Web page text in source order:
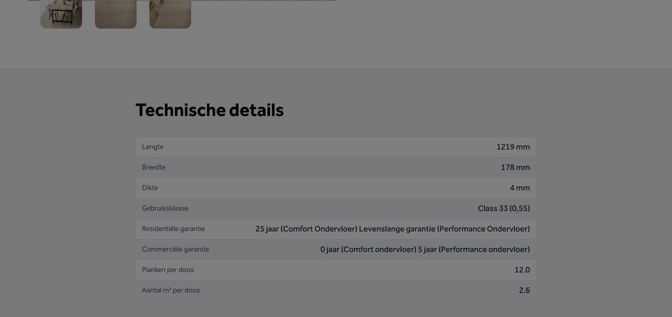
Technische details
Lengte 1219 mm
Breedte 178 mm
Dikte 4 mm
Gebruiksklasse Class 33 (0,55)
Residentiële garantie 25 jaar (Comfort Ondervloer) Levenslange garantie (Performance Ondervloer)
Commerciële garantie 0 jaar (Comfort ondervloer) 5 jaar (Performance ondervloer)
Planken per doos 12.0
Aantal m² per doos 2.6